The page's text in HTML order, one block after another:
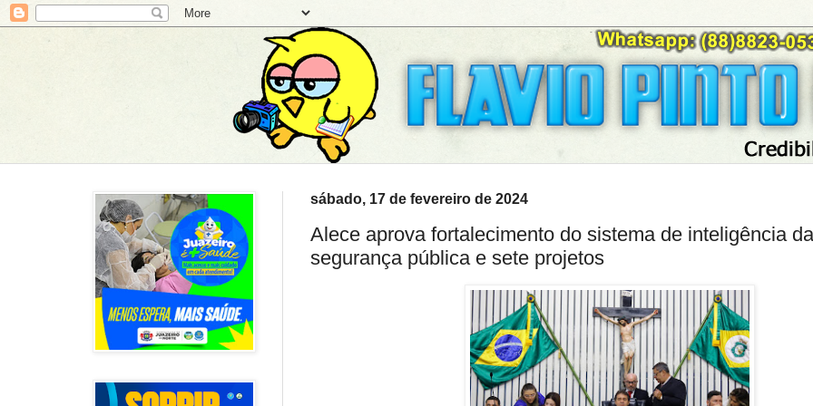
sábado, 17 de fevereiro de 2024
Alece aprova fortalecimento do sistema de inteligência da
segurança pública e sete projetos